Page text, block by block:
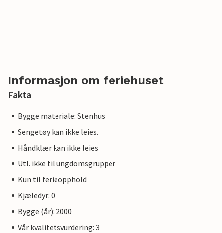
Informasjon om feriehuset
Fakta
Bygge materiale: Stenhus
Sengetøy kan ikke leies.
Håndklær kan ikke leies
Utl. ikke til ungdomsgrupper
Kun til ferieopphold
Kjæledyr: 0
Bygge (år): 2000
Vår kvalitetsvurdering: 3